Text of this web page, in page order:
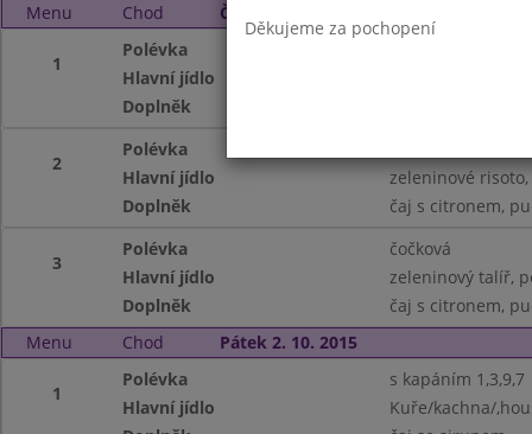
Menu Chod Čtvrtek 1. 10. 2015
1
Polévka
Hlavní jídlo
Doplněk
2
Polévka
Hlavní jídlo
zeleninové
Doplněk
čaj s citronem,
3
Polévka
čočková
Hlavní jídlo
zeleninový talíř,
Doplněk
čaj s citronem,
Menu
Chod Pátek 2. 10. 2015
1
Polévka
s kapáním 1,3,9,7
Hlavní jídlo
Kuře/kachna/
Děkujeme za pochopení